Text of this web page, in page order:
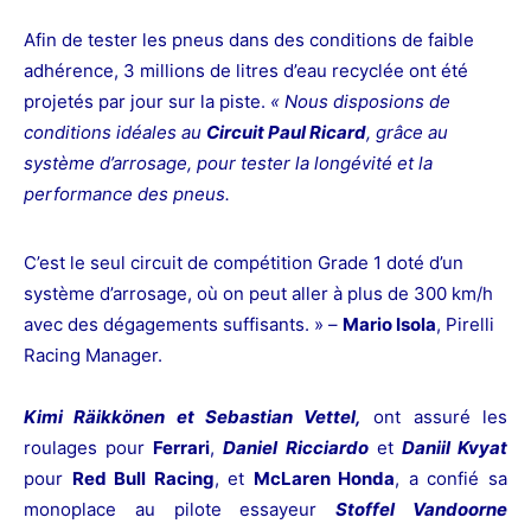
Afin de tester les pneus dans des conditions de faible
adhérence, 3 millions de litres d’eau recyclée ont été
projetés par jour sur la piste. « Nous disposions de
conditions idéales au Circuit Paul Ricard, grâce au
système d’arrosage, pour tester la longévité et la
performance des pneus.
C’est le seul circuit de compétition Grade 1 doté d’un
système d’arrosage, où on peut aller à plus de 300 km/h
avec des dégagements suffisants. » – Mario Isola, Pirelli
Racing Manager.
Kimi Räikkönen et Sebastian Vettel,
ont assuré les
roulages pour Ferrari,Daniel Ricciardo et Daniil Kvyat
pour Red Bull Racing, et McLaren Honda, a confié sa
monoplace au pilote essayeurStoffel Vandoorne